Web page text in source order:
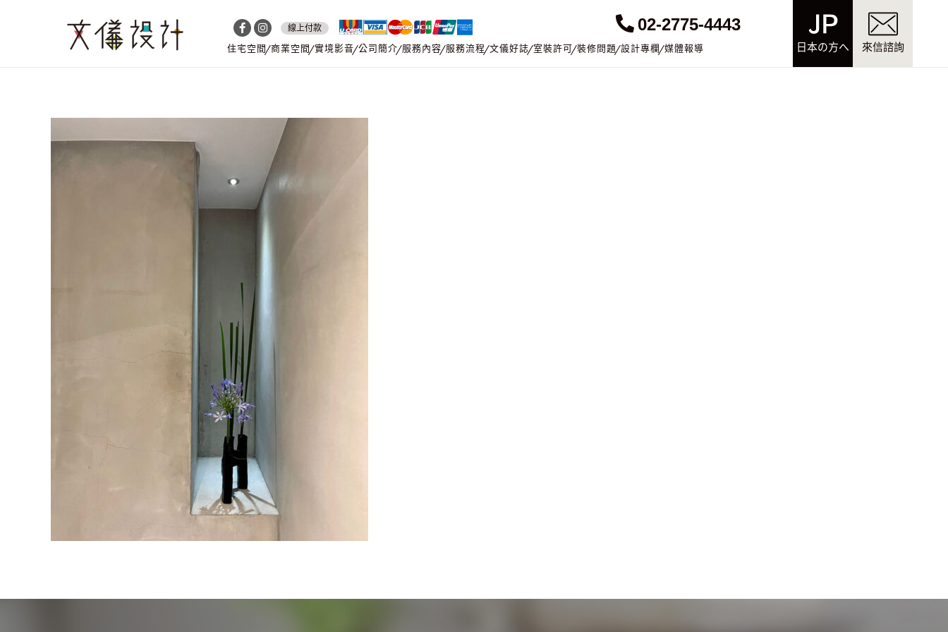
線上付款 02-2775-4443
住宅空間 商業空間 實境影音 公司簡介 服務內容 服務流程 文儀好誌 室裝許可 裝修問題 設計專欄 媒體報導 日本の方へ 來信諮詢